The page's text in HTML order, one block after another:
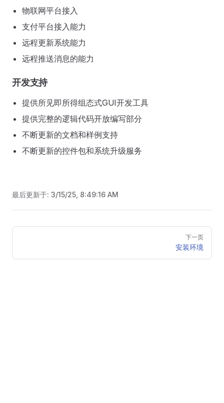
物联网平台接入
支付平台接入能力
远程更新系统能力
远程推送消息的能力
开发支持
提供所见即所得组态式GUI开发工具
提供完整的逻辑代码开放编写部分
不断更新的文档和样例支持
不断更新的控件包和系统升级服务
最后更新于: 3/15/25, 8:49:16 AM
Pager
下一页
安装环境